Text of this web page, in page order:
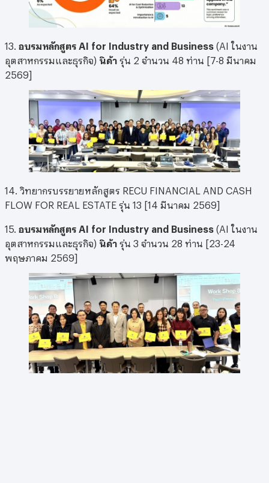
13. อบรมหลักสูตร AI for Industry and Business (AI ในงาน
อุตสาหกรรมและธุรกิจ) นิด้า รุ่น 2 จำนวน 48 ท่าน [7-8 มีนาคม
2569]
14. วิทยากรบรรยายหลักสูตร RECU FINANCIAL AND CASH
FLOW FOR REAL ESTATE รุ่น 13 [14 มีนาคม 2569]
15. อบรมหลักสูตร AI for Industry and Business (AI ในงาน
อุตสาหกรรมและธุรกิจ) นิด้า รุ่น 3 จำนวน 28 ท่าน [23-24
พฤษภาคม 2569]